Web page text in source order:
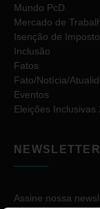
Mundo PcD
Mercado de
Isenção de
Inclusão
Fatos
Fato/Notícia/
Eventos
Eleições Inclusivas
NEWSLETTER
Assine nossa